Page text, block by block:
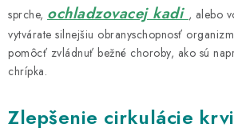
sprche, ochladzovacej kadi , alebo
vytvárate silnejšiu obranyschopnosť
pomôcť zvládnuť bežné choroby, ako sú
chrípka.
Zlepšenie cirkulácie krvi